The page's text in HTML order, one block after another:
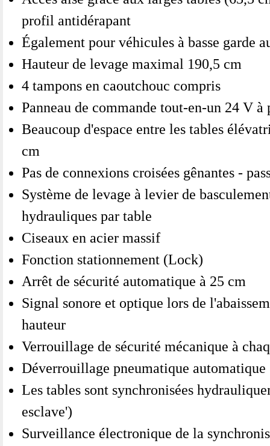
profil antidérapant
Également pour véhicules à basse garde
Hauteur de levage maximal 190,5 cm
4 tampons en caoutchouc compris
Panneau de commande tout-en-un 24 V
Beaucoup d'espace entre les tables
cm
Pas de connexions croisées gênantes -
Système de levage à levier de
hydrauliques par table
Ciseaux en acier massif
Fonction stationnement (Lock)
Arrêt de sécurité automatique à 25 cm
Signal sonore et optique lors de
hauteur
Verrouillage de sécurité mécanique à
Déverrouillage pneumatique automatique
Les tables sont synchronisées
esclave')
Surveillance électronique de la